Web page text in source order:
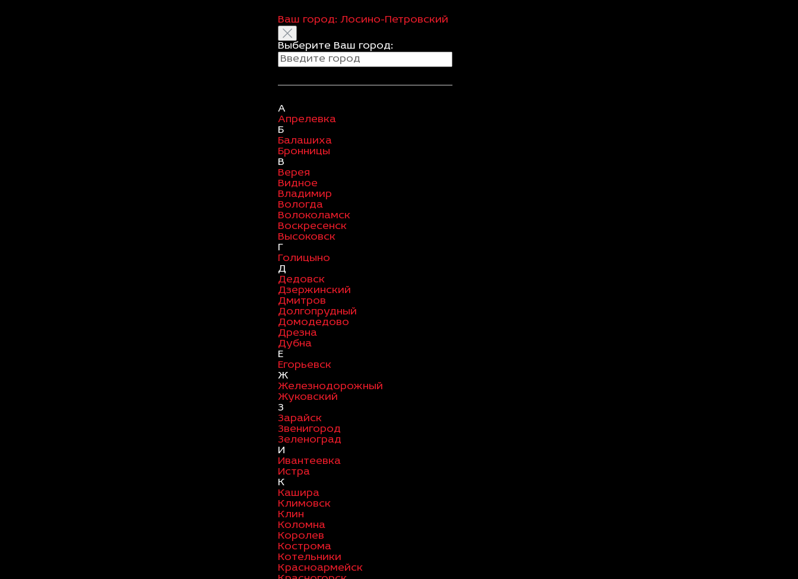
Ваш город: Лосино-Петровский
Выберите Ваш город:
А
Апрелевка
Б
Балашиха
Бронницы
В
Верея
Видное
Владимир
Вологда
Волоколамск
Воскресенск
Высоковск
Г
Голицыно
Д
Дедовск
Дзержинский
Дмитров
Долгопрудный
Домодедово
Дрезна
Дубна
Е
Егорьевск
Ж
Железнодорожный
Жуковский
З
Зарайск
Звенигород
Зеленоград
И
Ивантеевка
Истра
К
Кашира
Климовск
Клин
Коломна
Королев
Кострома
Котельники
Красноармейск